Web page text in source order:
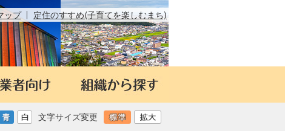
ップ 定住のすすめ(子育てを楽しむまち)
文字サイズ変更